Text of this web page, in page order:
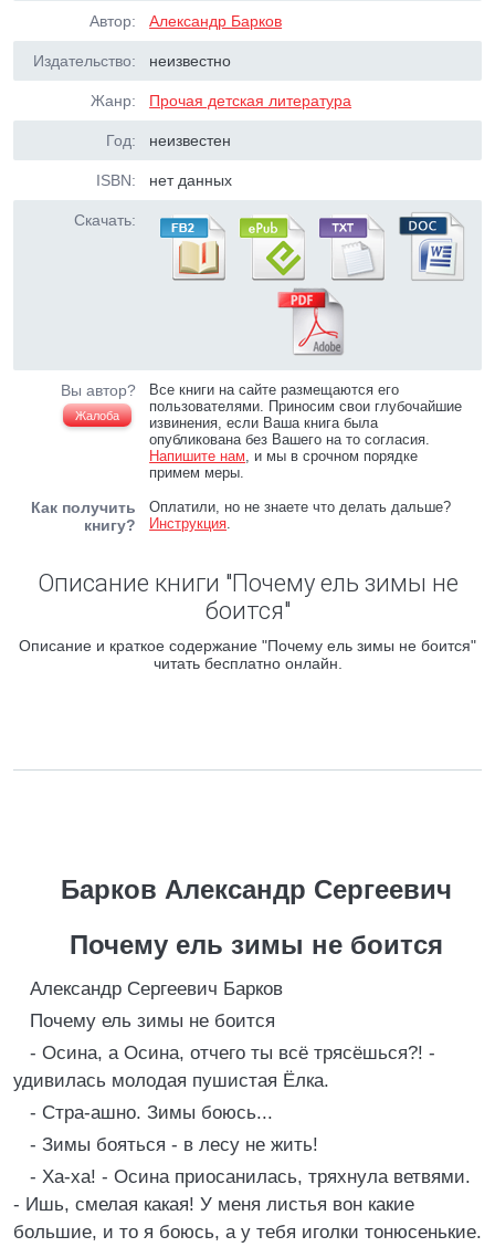
Автор: Александр Барков
Издательство: неизвестно
Жанр: Прочая детская литература
Год: неизвестен
ISBN: нет данных
Скачать:
Вы автор?
Жалоба
Все книги на сайте размещаются его
пользователями. Приносим свои глубочайшие
извинения, если Ваша книга была
опубликована без Вашего на то согласия.
Напишите нам, и мы в срочном порядке
примем меры.
Как получить
книгу?
Оплатили, но не знаете что делать дальше?
Инструкция.
Описание книги "Почему ель зимы не
боится"
Описание и краткое содержание "Почему ель зимы не боится"
читать бесплатно онлайн.
Барков Александр Сергеевич
Почему ель зимы не боится
Александр Сергеевич Барков
Почему ель зимы не боится
- Осина, а Осина, отчего ты всё трясёшься?! -
удивилась молодая пушистая Ёлка.
- Стра-ашно. Зимы боюсь...
- Зимы бояться - в лесу не жить!
- Ха-ха! - Осина приосанилась, тряхнула ветвями.
- Ишь, смелая какая! У меня листья вон какие
большие, и то я боюсь, а у тебя иголки тонюсенькие.